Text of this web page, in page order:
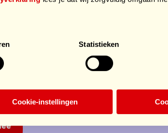
Statistieken
Cookie-instellingen